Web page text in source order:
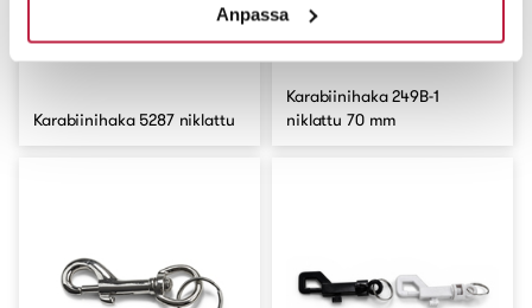
Anpassa
Karabiinihaka 5287 niklattu
Karabiinihaka 249B-1
niklattu 70 mm